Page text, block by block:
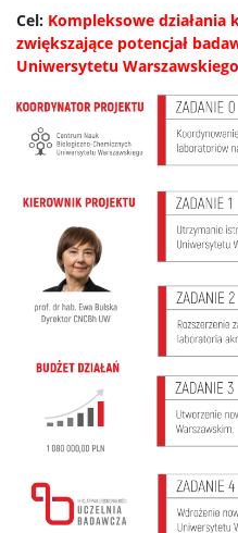
Cel: Kompleksowe
zwiększające potencjał
Uniwersytetu Warszawskiego